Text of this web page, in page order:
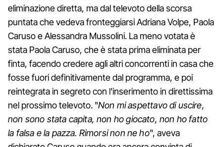
eliminazione diretta, ma dal televoto della scorsa
puntata che vedeva fronteggiarsi Adriana Volpe, Paola
Caruso e Alessandra Mussolini. La meno votata è
stata Paola Caruso, che è stata prima eliminata per
finta, facendo credere agli altri concorrenti in casa che
fosse fuori definitivamente dal programma, e poi
reintegrata in segreto con l'inserimento in direttissima
nel prossimo televoto. "Non mi aspettavo di uscire,
non sono stata capita, non ho giocato, non ho fatto
la falsa e la pazza. Rimorsi non ne ho", aveva